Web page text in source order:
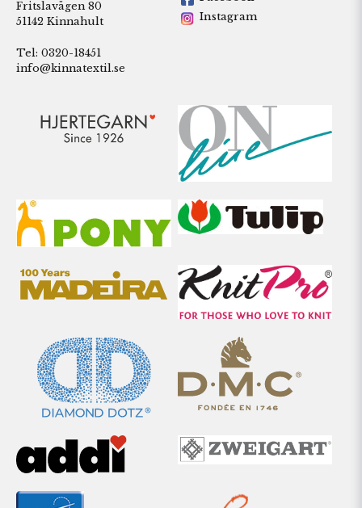
Fritslavägen 80
51142 Kinnahult
Tel: 0320-18451
info@kinnatextil.se
Instagram